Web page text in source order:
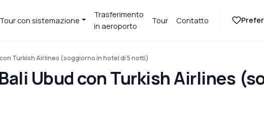
Tour con sistemazione
Trasferimento
in aeroporto
Tour Contatto
Turkish Airlines (soggiorno in hotel di 5 notti)
Ubud con Turkish Airlines